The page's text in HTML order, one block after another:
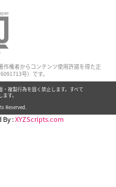
権者からコンテンツ使用許諾を得た正
号）です。
複製行為を固く禁止します。すべて
す。
Reserved.
By :XYZScripts.com